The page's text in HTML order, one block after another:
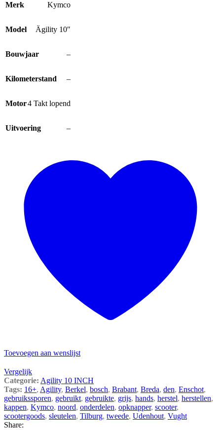
Merk Kymco
Model Ägility 10″
Bouwjaar –
Kilometerstand –
Motor4 Takt lopend
Uitvoering –
Toevoegen aan wenslijst
Vergelijk
Categorie: Agility 10 INCH
Tags: 16+, Agility, Berkel, bosch, Brabant, Breda, den, Enschot,
gebruikssporen, gebruikt, gebruikte, grijs, hands, herstel, herstellen,
kappen, Kymco, noord, onderdelen, opknapper, scooter,
scootergoods, sleutelen, Tilburg, tweede, Udenhout, Vught
Share: